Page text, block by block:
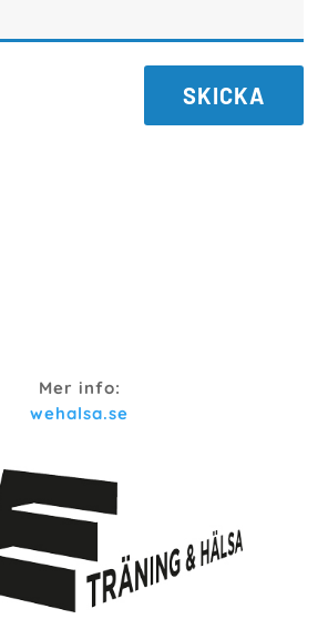
SKICKA
Mer info:
wehalsa.se